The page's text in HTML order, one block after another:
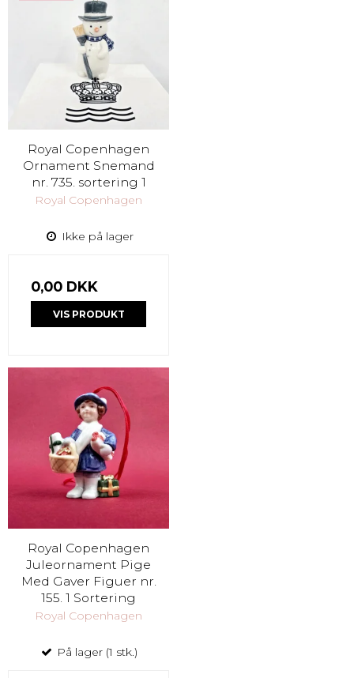
Royal Copenhagen
Ornament Snemand
nr. 735. sortering 1
Royal Copenhagen
Ikke på lager
0,00 DKK
VIS PRODUKT
Royal Copenhagen
Juleornament Pige
Med Gaver Figuer nr.
155. 1 Sortering
Royal Copenhagen
På lager (1 stk.)